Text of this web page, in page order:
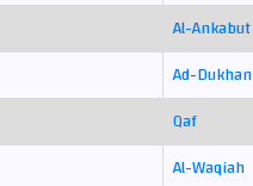
Al-Ankabut
Ad-Dukhan
Qaf
Al-Waqiah